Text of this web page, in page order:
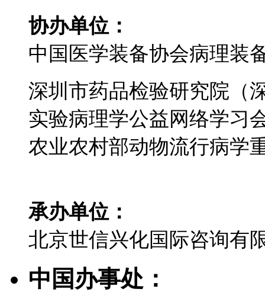
协办单位：
中国医学装备协会病理装
深圳市药品检验研究院（
实验病理学公益网络学习
农业农村部动物流行病学
承办单位：
北京世信兴化国际咨询有
中国办事处：